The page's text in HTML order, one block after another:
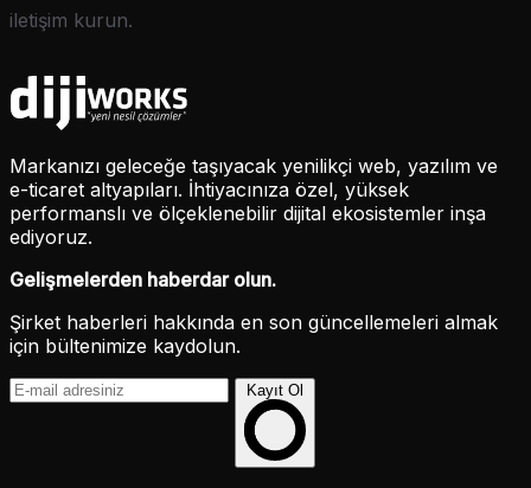
iletişim kurun.
Markanızı geleceğe taşıyacak yenilikçi web, yazılım ve
e-ticaret altyapıları. İhtiyacınıza özel, yüksek
performanslı ve ölçeklenebilir dijital ekosistemler inşa
ediyoruz.
Gelişmelerden haberdar olun.
Şirket haberleri hakkında en son güncellemeleri almak
için bültenimize kaydolun.
Kayıt Ol